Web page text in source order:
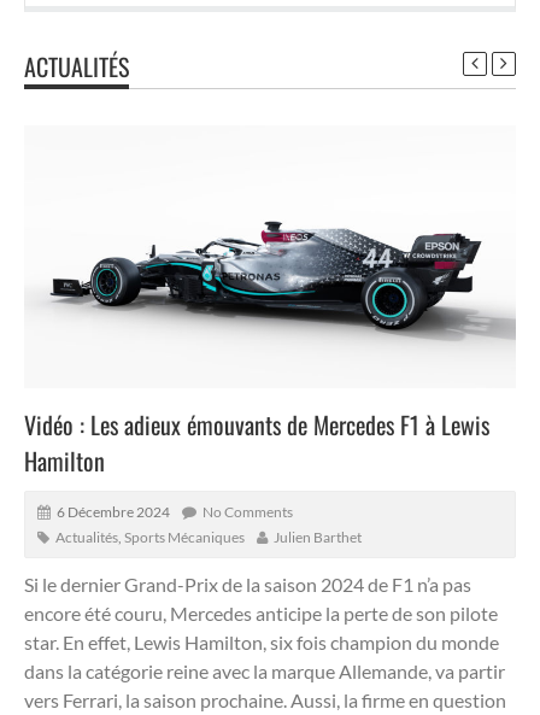
ACTUALITÉS
Vidéo : Les adieux émouvants de Mercedes F1 à Lewis
Hamilton
6 Décembre 2024
No Comments
Actualités Sports Mécaniques Julien Barthet
Si le dernier Grand-Prix de la saison 2024 de F1 n’a pas
encore été couru, Mercedes anticipe la perte de son pilote
star. En effet, Lewis Hamilton, six fois champion du monde
dans la catégorie reine avec la marque Allemande, va partir
vers Ferrari, la saison prochaine. Aussi, la firme en question